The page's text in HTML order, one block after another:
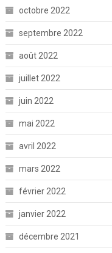
octobre 2022
septembre 2022
août 2022
juillet 2022
juin 2022
mai 2022
avril 2022
mars 2022
février 2022
janvier 2022
décembre 2021